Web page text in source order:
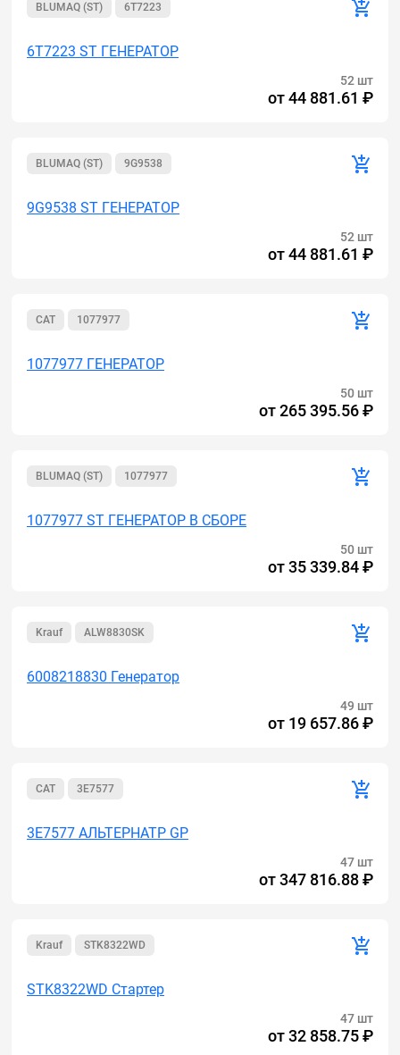
BLUMAQ (ST) 6T7223
6T7223 ST ГЕНЕРАТОР
52 шт
от44 881.61 ₽
BLUMAQ (ST) 9G9538
9G9538 ST ГЕНЕРАТОР
52 шт
от44 881.61 ₽
CAT 1077977
1077977 ГЕНЕРАТОР
50 шт
от265 395.56 ₽
BLUMAQ (ST) 1077977
1077977 ST ГЕНЕРАТОР В СБОРЕ
50 шт
от35 339.84 ₽
Krauf ALW8830SK
6008218830 Генератор
49 шт
от 19 657.86 ₽
CAT 3E7577
3E7577 АЛЬТЕРНАТР GP
47 шт
от347 816.88 ₽
Krauf STK8322WD
STK8322WD Стартер
47 шт
от32 858.75 ₽